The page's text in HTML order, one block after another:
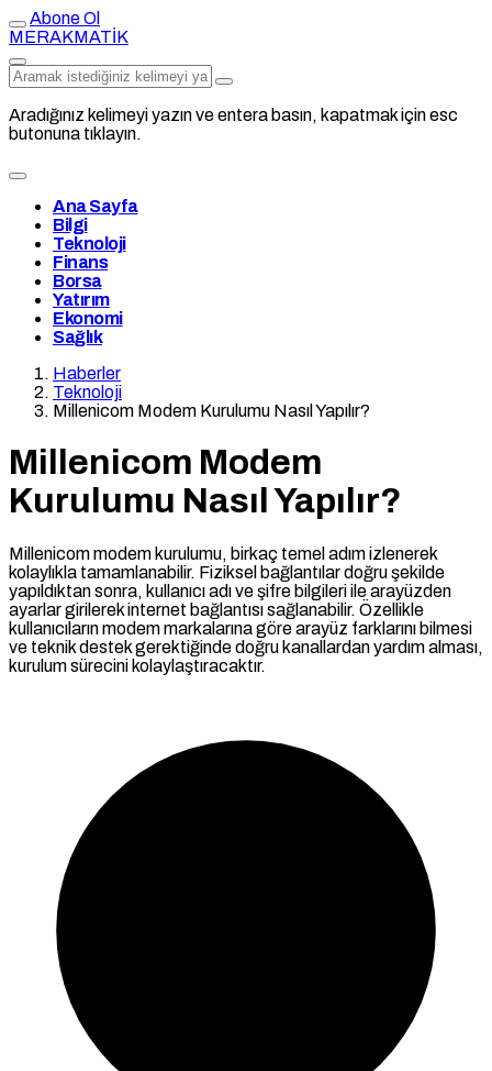
Abone Ol
MERAKMATİK
Aradığınız kelimeyi yazın ve entera basın, kapatmak için esc
butonuna tıklayın.
Ana Sayfa
Bilgi
Teknoloji
Finans
Borsa
Yatırım
Ekonomi
Sağlık
Haberler
Teknoloji
Millenicom Modem Kurulumu Nasıl Yapılır?
Millenicom Modem
Kurulumu Nasıl Yapılır?
Millenicom modem kurulumu, birkaç temel adım izlenerek
kolaylıkla tamamlanabilir. Fiziksel bağlantılar doğru şekilde
yapıldıktan sonra, kullanıcı adı ve şifre bilgileri ile arayüzden
ayarlar girilerek internet bağlantısı sağlanabilir. Özellikle
kullanıcıların modem markalarına göre arayüz farklarını bilmesi
ve teknik destek gerektiğinde doğru kanallardan yardım alması,
kurulum sürecini kolaylaştıracaktır.